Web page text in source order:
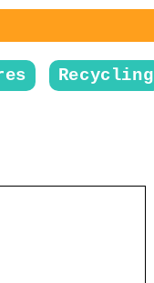
Recycling